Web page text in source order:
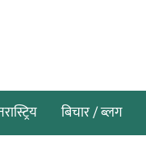
बिचार / ब्लग